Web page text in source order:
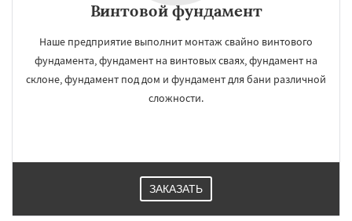
Винтовой фундамент
Наше предприятие выполнит монтаж свайно винтового
фундамента, фундамент на винтовых сваях, фундамент на
склоне, фундамент под дом и фундамент для бани различной
сложности.
ЗАКАЗАТЬ